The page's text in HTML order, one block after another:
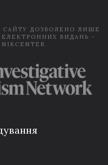
САЙТУ ДОЗВОЛЕНО ЛИШЕ
ВИДАНЬ -